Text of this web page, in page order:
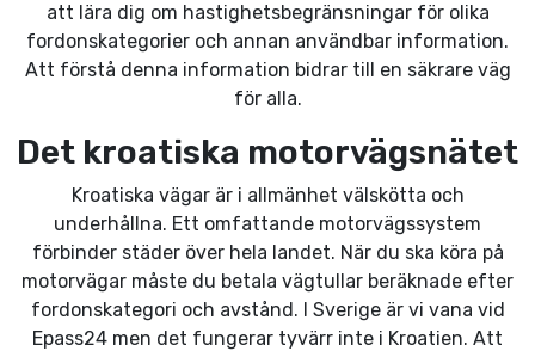
att lära dig om hastighetsbegränsningar för olika
fordonskategorier och annan användbar information.
Att förstå denna information bidrar till en säkrare väg
för alla.
Det kroatiska motorvägsnätet
Kroatiska vägar är i allmänhet välskötta och
underhållna. Ett omfattande motorvägssystem
förbinder städer över hela landet. När du ska köra på
motorvägar måste du betala vägtullar beräknade efter
fordonskategori och avstånd. I Sverige är vi vana vid
Epass24 men det fungerar tyvärr inte i Kroatien. Att